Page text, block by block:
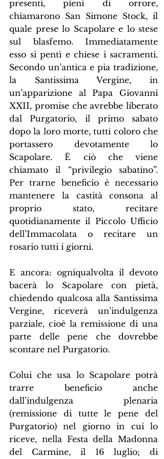
presenti, pieni di orrore,
chiamarono San Simone Stock, il
quale prese lo Scapolare e lo stese
sul blasfemo. Immediatamente
esso si pentì e chiese i sacramenti.
Secondo un’antica e pia tradizione,
la Santissima Vergine, in
un’apparizione al Papa Giovanni
XXII, promise che avrebbe liberato
dal Purgatorio, il primo sabato
dopo la loro morte, tutti coloro che
portassero devotamente lo
Scapolare. È ciò che viene
chiamato il “privilegio sabatino”.
Per trarne beneficio è necessario
mantenere la castità consona al
proprio stato, recitare
quotidianamente il Piccolo Ufficio
dell’Immacolata o recitare un
rosario tutti i giorni.
E ancora: ogniqualvolta il devoto
bacerà lo Scapolare con pietà,
chiedendo qualcosa alla Santissima
Vergine, riceverà un’indulgenza
parziale, cioè la remissione di una
parte delle pene che dovrebbe
scontare nel Purgatorio.
Colui che usa lo Scapolare potrà
trarre beneficio anche
dall’indulgenza plenaria
(remissione di tutte le pene del
Purgatorio) nel giorno in cui lo
riceve, nella Festa della Madonna
del Carmine, il 16 luglio; di